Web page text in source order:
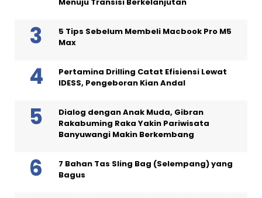
5 Tips Sebelum Membeli Macbook Pro M5
Max
Pertamina Drilling Catat Efisiensi Lewat
IDESS, Pengeboran Kian Andal
Dialog dengan Anak Muda, Gibran
Rakabuming Raka Yakin Pariwisata
Banyuwangi Makin Berkembang
7 Bahan Tas Sling Bag (Selempang) yang
Bagus